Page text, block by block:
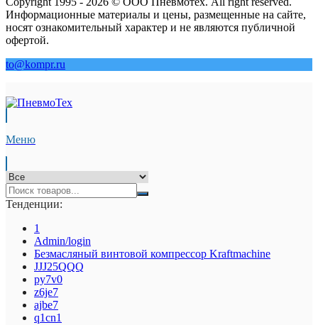
Информационные материалы и цены, размещенные на сайте,
носят ознакомительный характер и не являются публичной
офертой.
to@kompr.ru
Меню
Тенденции:
1
Admin/login
Безмасляный винтовой компрессор Kraftmaсhine
JJJ25QQQ
py7v0
z6je7
ajbe7
q1cn1